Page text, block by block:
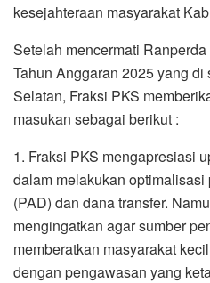
kesejahteraan masyarakat
​Setelah mencermati
Tahun Anggaran 2025 yang
Selatan, Fraksi PKS
masukan sebagai berikut :
1. Fraksi PKS mengapresiasi
dalam melakukan
(PAD) dan dana transfer.
mengingatkan agar sumber
memberatkan masyarakat
dengan pengawasan yang